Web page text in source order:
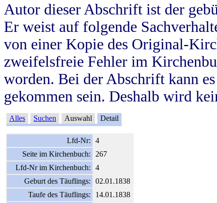
Autor dieser Abschrift ist der
Er weist auf folgende
von einer Kopie des Original-
zweifelsfreie Fehler im
worden. Bei der Abschrift kann
gekommen sein. Deshalb wird
Alles Suchen Auswahl Detail
Lfd-Nr:
4
Seite im Kirchenbuch:
267
Lfd-Nr im Kirchenbuch:
4
Geburt des Täuflings:
02.01.1838
Taufe des Täuflings:
14.01.1838